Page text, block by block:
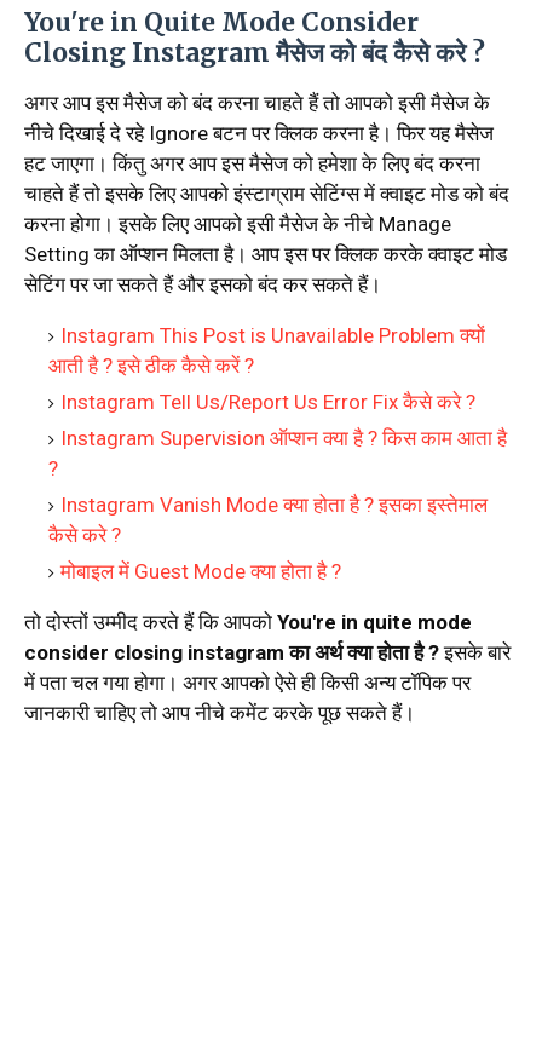
You're in Quite Mode Consider
Closing Instagram मैसेज को बंद कैसे करे ?
अगर आप इस मैसेज को बंद करना चाहते हैं तो आपको इसी मैसेज के
नीचे दिखाई दे रहे Ignore बटन पर क्लिक करना है। फिर यह मैसेज
हट जाएगा। किंतु अगर आप इस मैसेज को हमेशा के लिए बंद करना
चाहते हैं तो इसके लिए आपको इंस्टाग्राम सेटिंग्स में क्वाइट मोड को बंद
करना होगा। इसके लिए आपको इसी मैसेज के नीचे Manage
Setting का ऑप्शन मिलता है। आप इस पर क्लिक करके क्वाइट मोड
सेटिंग पर जा सकते हैं और इसको बंद कर सकते हैं।
Instagram This Post is Unavailable Problem क्यों
आती है ? इसे ठीक कैसे करें ?
Instagram Tell Us/Report Us Error Fix कैसे करे ?
Instagram Supervision ऑप्शन क्या है ? किस काम आता है
?
Instagram Vanish Mode क्या होता है ? इसका इस्तेमाल
कैसे करे ?
मोबाइल में Guest Mode क्या होता है ?
तो दोस्तों उम्मीद करते हैं कि आपको You're in quite mode
consider closing instagram का अर्थ क्या होता है ?इसके बारे
में पता चल गया होगा। अगर आपको ऐसे ही किसी अन्य टॉपिक पर
जानकारी चाहिए तो आप नीचे कमेंट करके पूछ सकते हैं।